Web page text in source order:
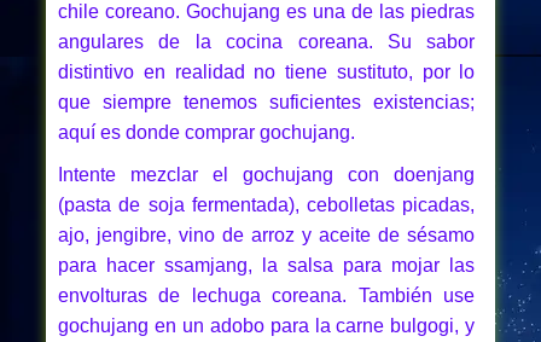
chile coreano. Gochujang es una de las piedras
angulares de la cocina coreana. Su sabor
distintivo en realidad no tiene sustituto, por lo
que siempre tenemos suficientes existencias;
aquí es donde comprar gochujang.
Intente mezclar el gochujang con doenjang
(pasta de soja fermentada), cebolletas picadas,
ajo, jengibre, vino de arroz y aceite de sésamo
para hacer ssamjang, la salsa para mojar las
envolturas de lechuga coreana. También use
gochujang en un adobo para la carne bulgogi, y